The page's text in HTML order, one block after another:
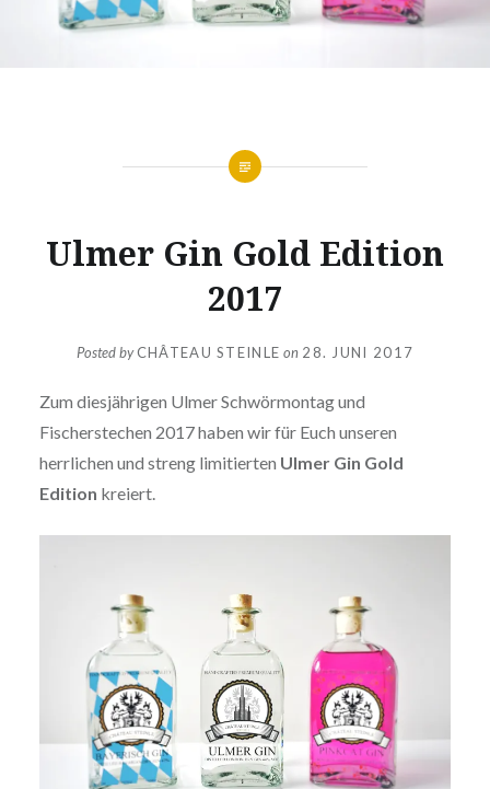
Ulmer Gin Gold Edition
2017
Posted byCHÂTEAU STEINLE on 28. JUNI 2017
Zum diesjährigen Ulmer Schwörmontag und
Fischerstechen 2017 haben wir für Euch unseren
herrlichen und streng limitierten Ulmer Gin Gold
Edition kreiert.